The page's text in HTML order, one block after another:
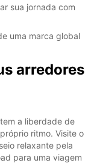
sua jornada com
uma marca global
arredores
a liberdade de
ritmo. Visite o
relaxante pela
para uma viagem